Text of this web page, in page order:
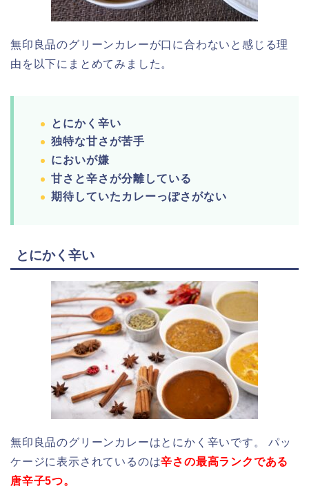
無印良品のグリーンカレーが口に合わないと感じる理
由を以下にまとめてみました。
とにかく辛い
独特な甘さが苦手
においが嫌
甘さと辛さが分離している
期待していたカレーっぽさがない
とにかく辛い
無印良品のグリーンカレーはとにかく辛いです。 パッ
ケージに表示されているのは辛さの最高ランクである
唐辛子5つ。